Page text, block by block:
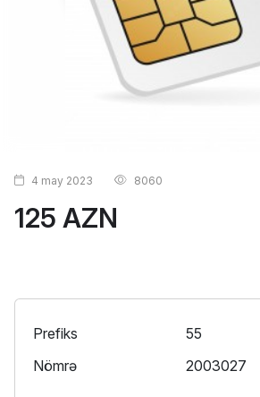
125 AZN
4 may 2023 8060
Prefiks
55
Nömrə
2003027